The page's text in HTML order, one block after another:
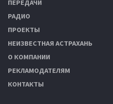
ПЕРЕДАЧИ
РАДИО
ПРОЕКТЫ
НЕИЗВЕСТНАЯ АСТРАХАНЬ
О КОМПАНИИ
РЕКЛАМОДАТЕЛЯМ
КОНТАКТЫ